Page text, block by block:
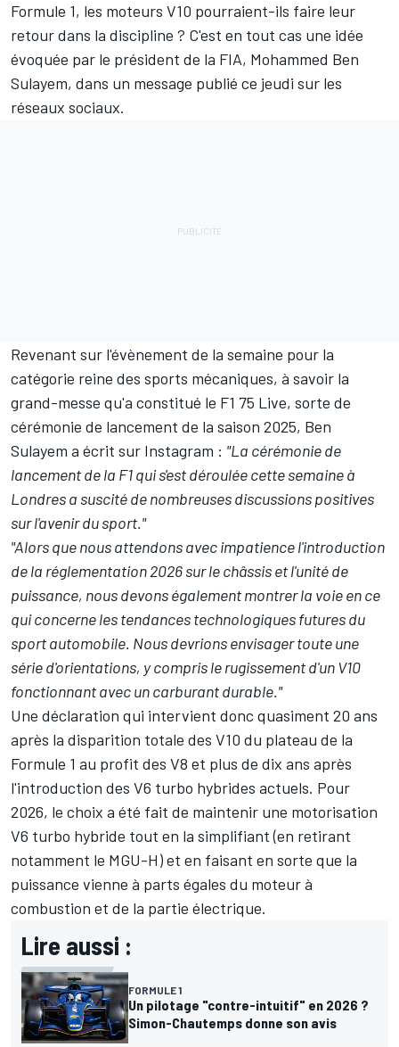
Formule 1, les moteurs V10 pourraient-ils faire leur
retour dans la discipline ? C'est en tout cas une idée
évoquée par le président de la FIA, Mohammed Ben
Sulayem, dans un message publié ce jeudi sur les
réseaux sociaux.
Revenant sur l'évènement de la semaine pour la
catégorie reine des sports mécaniques, à savoir la
grand-messe qu'a constitué le F1 75 Live, sorte de
cérémonie de lancement de la saison 2025, Ben
Sulayem a écrit sur Instagram : "La cérémonie de
lancement de la F1 qui s'est déroulée cette semaine à
Londres a suscité de nombreuses discussions positives
sur l'avenir du sport."
"Alors que nous attendons avec impatience l'introduction
de la réglementation 2026 sur le châssis et l'unité de
puissance, nous devons également montrer la voie en ce
qui concerne les tendances technologiques futures du
sport automobile. Nous devrions envisager toute une
série d'orientations, y compris le rugissement d'un V10
fonctionnant avec un carburant durable."
Une déclaration qui intervient donc quasiment 20 ans
après la disparition totale des V10 du plateau de la
Formule 1 au profit des V8 et plus de dix ans après
l'introduction des V6 turbo hybrides actuels. Pour
2026, le choix a été fait de maintenir une motorisation
V6 turbo hybride tout en la simplifiant (en retirant
notamment le MGU-H) et en faisant en sorte que la
puissance vienne à parts égales du moteur à
combustion et de la partie électrique.
Lire aussi :
FORMULE 1
Un pilotage "contre-intuitif" en 2026 ?
Simon-Chautemps donne son avis